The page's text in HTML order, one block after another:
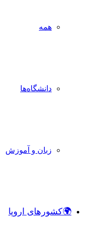
همه
دانشگاه‌ها
زبان و آموزش
🌍کشورهای اروپا